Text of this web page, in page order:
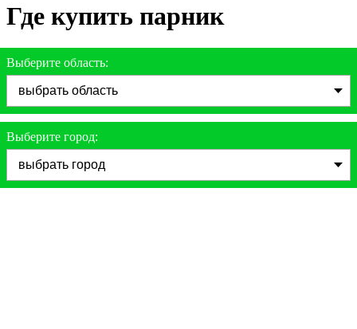
Где купить парник
Выберите область:
Выберите город: